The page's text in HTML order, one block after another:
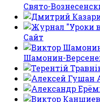
Свято-
Сайт
Шамонин-